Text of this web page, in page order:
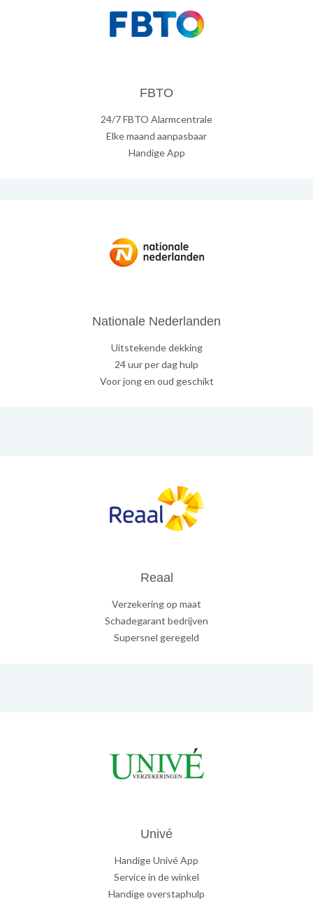
FBTO
24/7 FBTO Alarmcentrale
Elke maand aanpasbaar
Handige App
Nationale Nederlanden
Uitstekende dekking
24 uur per dag hulp
Voor jong en oud geschikt
Reaal
Verzekering op maat
Schadegarant bedrijven
Supersnel geregeld
Univé
Handige Univé App
Service in de winkel
Handige overstaphulp